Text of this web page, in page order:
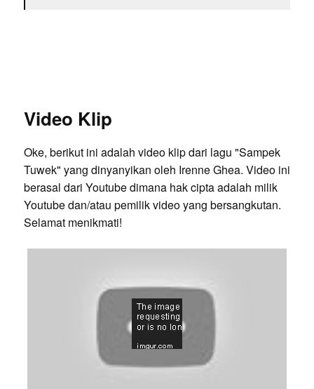
Video Klip
Oke, berikut ini adalah video klip dari lagu "Sampek
Tuwek" yang dinyanyikan oleh Irenne Ghea. Video ini
berasal dari Youtube dimana hak cipta adalah milik
Youtube dan/atau pemilik video yang bersangkutan.
Selamat menikmati!